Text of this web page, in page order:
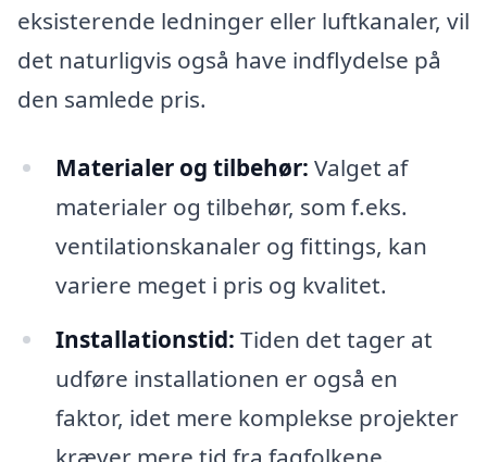
eksisterende ledninger eller luftkanaler, vil
det naturligvis også have indflydelse på
den samlede pris.
Materialer og tilbehør: Valget af
materialer og tilbehør, som f.eks.
ventilationskanaler og fittings, kan
variere meget i pris og kvalitet.
Installationstid: Tiden det tager at
udføre installationen er også en
faktor, idet mere komplekse projekter